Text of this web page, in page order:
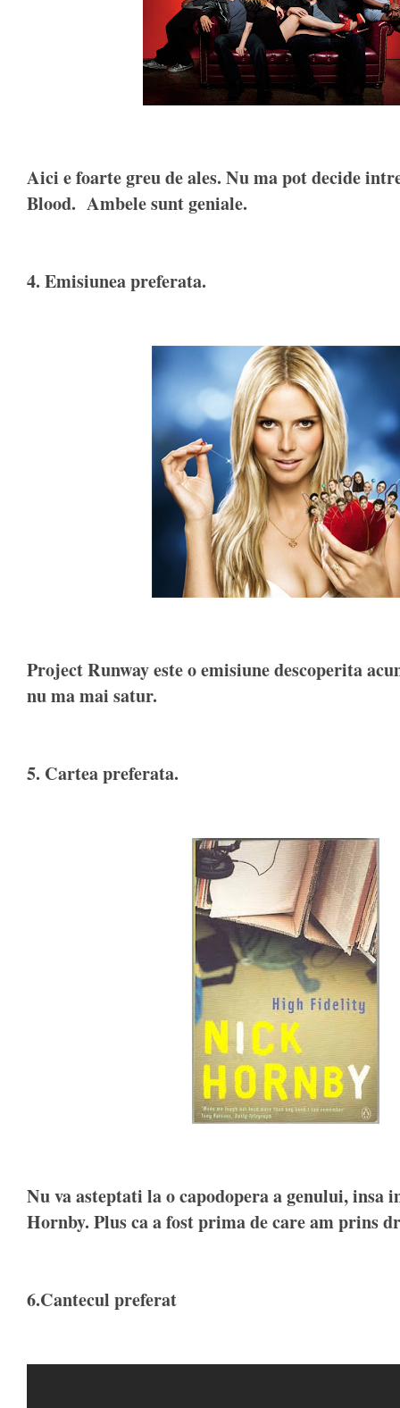
Aici e foarte greu de ales. Nu ma pot decide
Blood. Ambele sunt geniale.
4. Emisiunea preferata.
Project Runway este o emisiune descoperita
nu ma mai satur.
5. Cartea preferata.
Nu va asteptati la o capodopera a genului, insa
Hornby. Plus ca a fost prima de care am prins
6.Cantecul preferat